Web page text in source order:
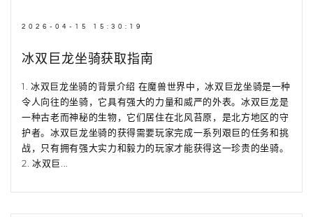
2026-04-15 15:30:19
冰双巨龙坐骑获取指南
1. 冰双巨龙坐骑的背景介绍 在魔兽世界中，冰双巨龙坐骑是一种
令人向往的坐骑，它具有强大的力量和威严的外表。冰双巨龙是
一种古老而神秘的生物，它们居住在北风苔原，是北方地区的守
护者。冰双巨龙坐骑的获得需要玩家完成一系列艰巨的任务和挑
战，只有拥有强大实力和毅力的玩家才能获得这一珍贵的坐骑。
2. 冰双巨...